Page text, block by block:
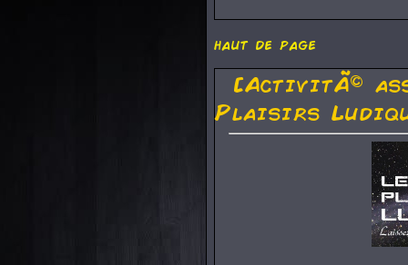
haut de page
[ActivitÃ©
Plaisirs